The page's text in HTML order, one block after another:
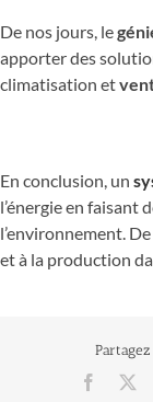
De nos jours, le
apporter des
climatisation et
En conclusion, un
l’énergie en faisant
l’environnement.
et à la production